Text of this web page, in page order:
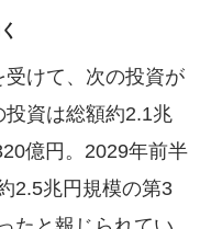
けて、次の投資が
資は総額約2.1兆
億円。2029年前半
2.5兆円規模の第3